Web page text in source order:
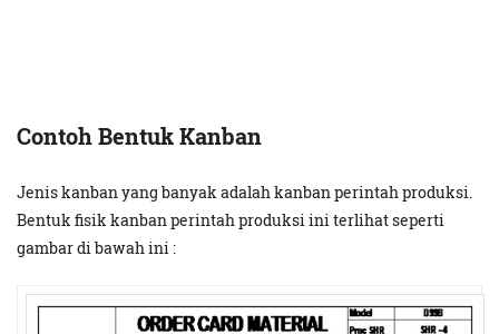
Contoh Bentuk Kanban
Jenis kanban yang banyak adalah kanban perintah produksi.
Bentuk fisik kanban perintah produksi ini terlihat seperti
gambar di bawah ini :